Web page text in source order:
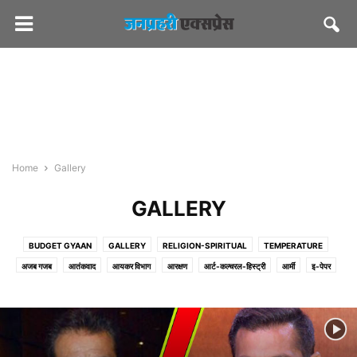
Home Gallery
GALLERY
BUDGET GYAAN GALLERY RELIGION-SPIRITUAL TEMPERATURE
अजब गजब आतंकवाद आयकर विभाग आरक्षण आर्ट-कल्चरल-हिस्ट्री आर्मी इ-पेपर
कल्चरल कोर्ट क्राइम खबरों की खबर खाना खजाना खिलाफ चुनाव आयोग
जनप्रहरी एक्सप्रेस जनप्रहरी लेटेस्ट जलदाय ज्योतिष टूरिज्म डेयरी
देश/विदेश धर्म-अध्यात्म पीडब्ल्यूडी